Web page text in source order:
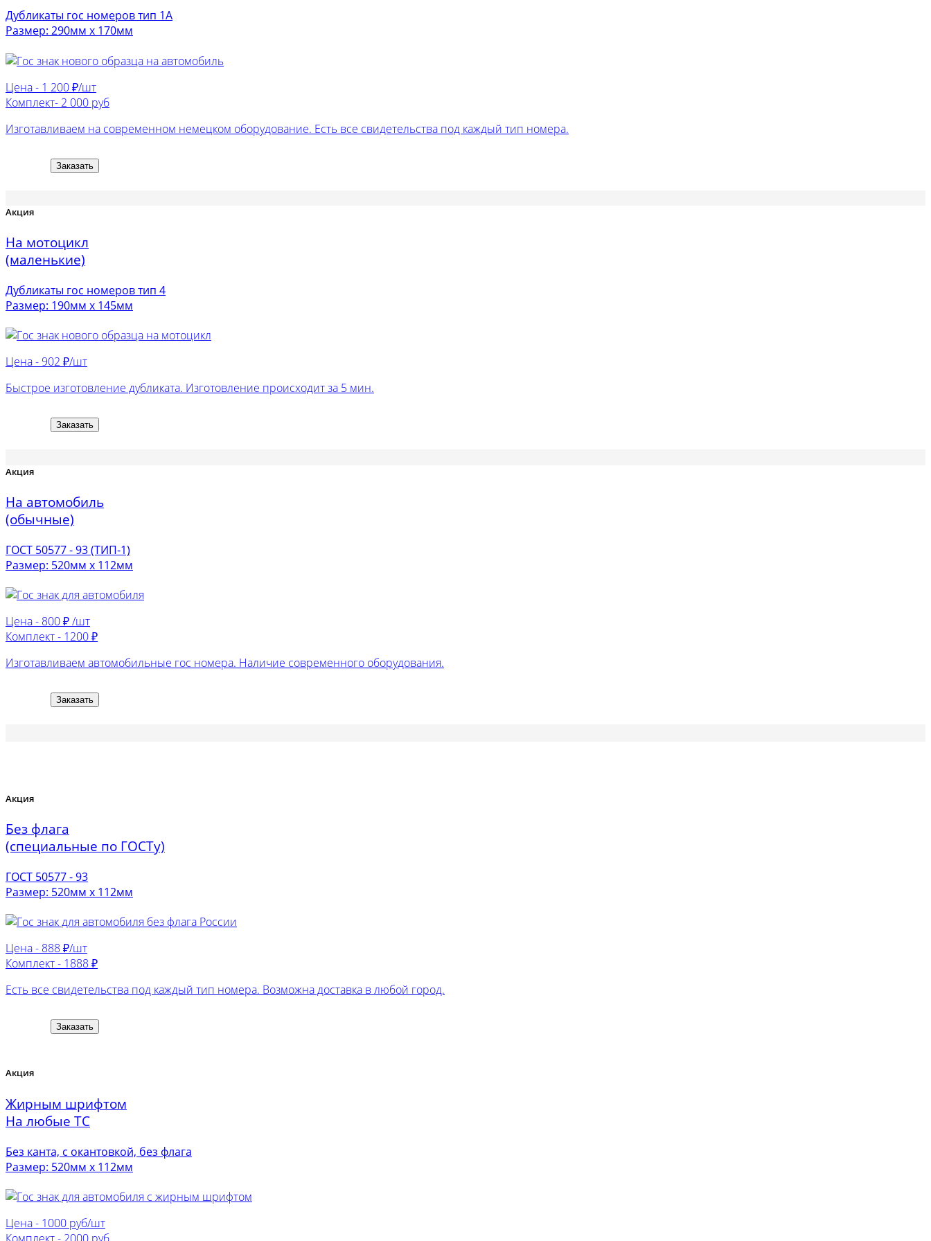
Дубликаты гос номеров тип 1А
Размер: 290мм х 170мм
Цена - 1 200 ₽/шт
Комплект- 2 000 руб
Изготавливаем на современном немецком оборудование. Есть все свидетельства под каждый тип номера.
Заказать
Акция
На мотоцикл
(маленькие)
Дубликаты гос номеров тип 4
Размер: 190мм х 145мм
Цена - 902 ₽/шт
Быстрое изготовление дубликата. Изготовление происходит за 5 мин.
Заказать
Акция
На автомобиль
(обычные)
ГОСТ 50577 - 93 (ТИП-1)
Размер: 520мм х 112мм
Цена - 800 ₽ /шт
Комплект - 1200 ₽
Изготавливаем автомобильные гос номера. Наличие современного оборудования.
Заказать
Акция
Без флага
(специальные по ГОСТу)
ГОСТ 50577 - 93
Размер: 520мм х 112мм
Цена - 888 ₽/шт
Комплект - 1888 ₽
Есть все свидетельства под каждый тип номера. Возможна доставка в любой город.
Заказать
Акция
Жирным шрифтом
На любые ТС
Без канта, с окантовкой, без флага
Размер: 520мм х 112мм
Цена - 1000 руб/шт